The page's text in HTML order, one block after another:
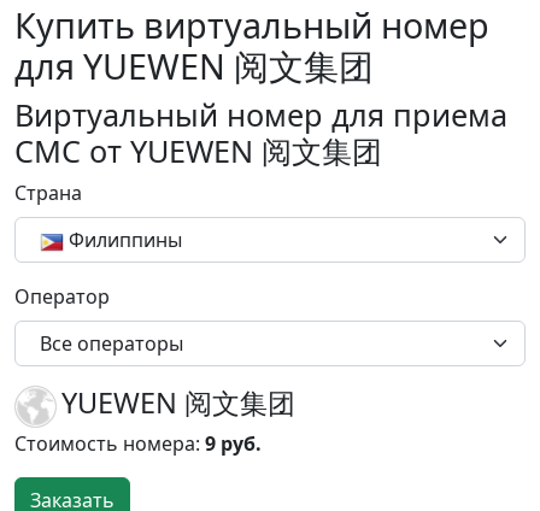
Купить виртуальный номер
для YUEWEN 阅文集团
Виртуальный номер для приема
СМС от YUEWEN 阅文集团
Страна
Филиппины
Оператор
Все операторы
YUEWEN 阅文集团
Стоимость номера: 9 руб.
Заказать